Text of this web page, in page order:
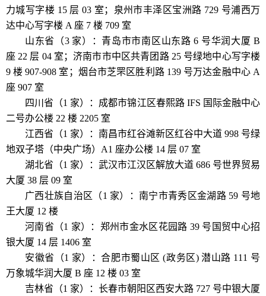
力城写字楼 15 层 03 室；泉州市丰泽区宝洲路 729 号浦西万
达中心写字楼 A 座 7 楼 709 室
山东省（3 家）：青岛市市南区山东路 6 号华润大厦 B
座 22 层 04 室；济南市市中区共青团路 25 号绿地中心写字楼
9 楼 907-908 室；烟台市芝罘区胜利路 139 号万达金融中心 A
座 907 室
四川省（1 家）：成都市锦江区春熙路 IFS 国际金融中心
二号办公楼 22 楼 2205 室
江西省（1 家）：南昌市红谷滩新区红谷中大道 998 号绿
地双子塔（中央广场）A1 座办公楼 14 层 07 室
湖北省（1 家）：武汉市江汉区解放大道 686 号世界贸易
大厦 38 层 09 室
广西壮族自治区（1 家）：南宁市青秀区金湖路 59 号地
王大厦 12 楼
河南省（1 家）：郑州市金水区花园路 39 号国贸中心招
银大厦 14 层 1406 室
安徽省（1 家）：合肥市蜀山区 (政务区) 潜山路 111 号
万象城华润大厦 B 座 12 楼 03 室
吉林省（1 家）：长春市朝阳区西安大路 727 号中银大厦